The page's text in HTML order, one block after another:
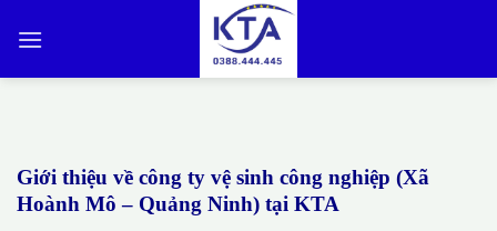
qua
Giới thiệu về công ty vệ sinh công nghiệp (Xã
Hoành Mô – Quảng Ninh) tại KTA